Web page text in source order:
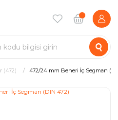
(472) 472/24 mm Beneri İç Segman